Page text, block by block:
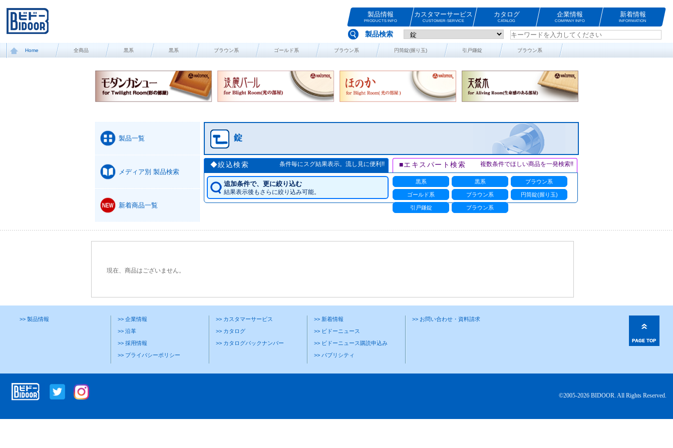
製品情報
PRODUCTS INFO
カスタマーサービス
CUSTOMER-SERVICE
カタログ
CATALOG
企業情報
COMPANY INFO
新着情報
INFORMATION
製品検索
Home 全商品 黒系 黒系 ブラウン系 ゴールド系 ブラウン系 円筒錠(握り玉) 引戸鎌錠 ブラウン系
錠
製品一覧
メディア別 製品検索
新着商品一覧
◆絞込検索 条件毎にスグ結果表示。流し見に便利!! ■エキスパート検索 複数条件でほしい商品を一発検索!!
追加条件で、更に絞り込む
結果表示後もさらに絞り込み可能。
黒系 黒系 ブラウン系
ゴールド系 ブラウン系 円筒錠(握り玉)
引戸鎌錠 ブラウン系
現在、商品はございません。
>> 製品情報
>> 企業情報
>> 沿革
>> 採用情報
>> プライバシーポリシー
>> カスタマーサービス
>> カタログ
>> カタログバックナンバー
>> 新着情報
>> ビドーニュース
>> ビドーニュース購読申込み
>> パブリシティ
>> お問い合わせ・資料請求
©2005-2026 BIDOOR. All Rights Reserved.